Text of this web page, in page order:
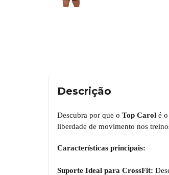
Descrição
Descubra por que o Top Carol é
liberdade de movimento nos
Características principais:
Suporte Ideal para CrossFit: